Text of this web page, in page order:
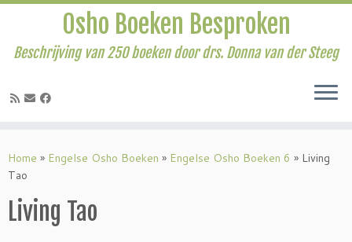
naar
inhoud
Osho Boeken Besproken
Beschrijving van 250 boeken door drs. Donna van der Steeg
Home » Engelse Osho Boeken » Engelse Osho Boeken 6 » Living
Tao
Living Tao